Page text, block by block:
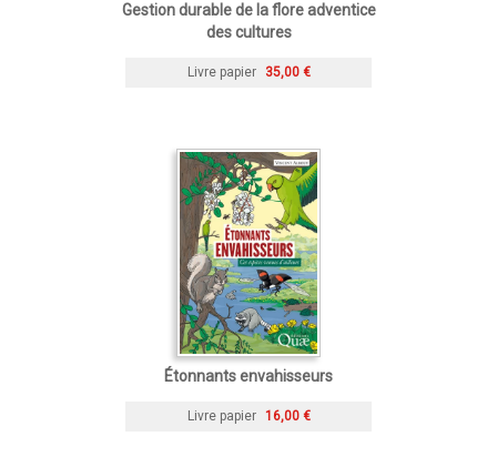
Gestion durable de la flore adventice
des cultures
Livre papier 35,00 €
Étonnants envahisseurs
Livre papier 16,00 €